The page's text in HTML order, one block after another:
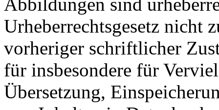
Urheberrechtsgesetz nicht
vorheriger schriftlicher
für insbesondere für
Übersetzung,